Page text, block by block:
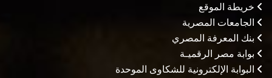
خريطة الموقع
الجامعات المصرية
بنك المعرفة المصري
بوابة مصر الرقميـة
البوابة الإلكترونية للشكاوى الموحدة